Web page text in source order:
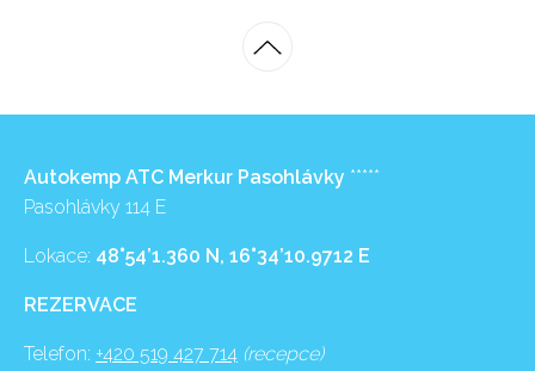
Autokemp ATC Merkur Pasohlávky *****
Pasohlávky 114 E
Lokace: 48°54’1.360 N, 16°34’10.9712 E
REZERVACE
Telefon: +420 519 427 714 (recepce)